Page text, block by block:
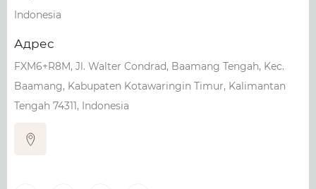
Indonesia
Адрес
FXM6+R8M, Jl. Walter Condrad, Baamang Tengah, Kec.
Baamang, Kabupaten Kotawaringin Timur, Kalimantan
Tengah 74311, Indonesia